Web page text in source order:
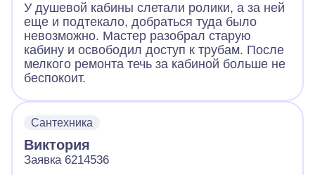
У душевой кабины слетали ролики, а за ней
еще и подтекало, добраться туда было
невозможно. Мастер разобрал старую
кабину и освободил доступ к трубам. После
мелкого ремонта течь за кабиной больше не
беспокоит.
Сантехника
Виктория
Заявка 6214536